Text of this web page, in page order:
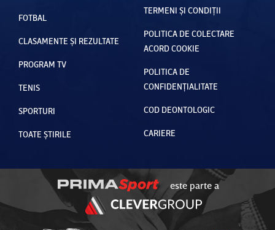
FOTBAL
CLASAMENTE ȘI REZULTATE
PROGRAM TV
TENIS
SPORTURI
TOATE ȘTIRILE
TERMENI ȘI CONDIȚII
POLITICA DE COLECTARE
ACORD COOKIE
POLITICA DE
CONFIDENȚIALITATE
COD DEONTOLOGIC
CARIERE
este parte a